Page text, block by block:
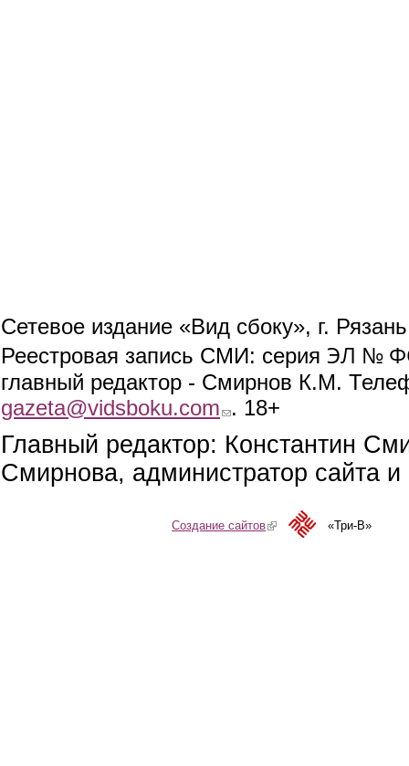
Сетевое издание «Вид сбоку», г.
Реестровая запись СМИ: серия ЭЛ №
главный редактор - Смирнов К.М.
gazeta@vidsboku.com (link sends e-mail)
. 18+
Главный редактор: Константин
Смирнова, администратор сайта
Создание сайтов(link is external)«Три-В»